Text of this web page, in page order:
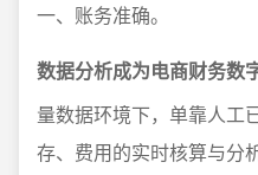
一、账务准确。
数据分析成为电商财务数
量数据环境下，单靠人工
存、费用的实时核算与分